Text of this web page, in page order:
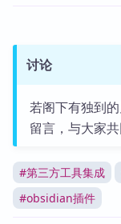
讨论
若阁下有独到
留言，与大家共
#第三方工具集成
#obsidian插件